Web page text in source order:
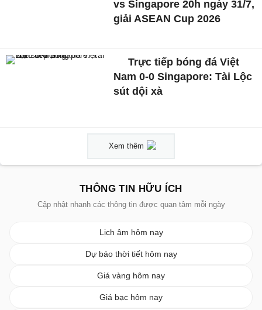
vs Singapore 20h ngày 31/7,
giải ASEAN Cup 2026
Trực tiếp bóng đá Việt
Nam 0-0 Singapore: Tài Lộc
sút dội xà
Xem thêm
THÔNG TIN HỮU ÍCH
Cập nhật nhanh các thông tin được quan tâm mỗi ngày
Lịch âm hôm nay
Dự báo thời tiết hôm nay
Giá vàng hôm nay
Giá bạc hôm nay